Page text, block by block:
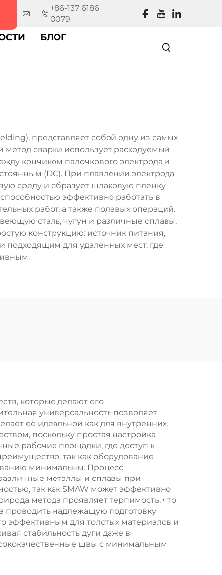
+86-137 6186
0079
БЛОГ
представляет собой одну из самых
сварки использует расходуемый
кончиком палочкового электрода и
(DC). При плавлении электрода
среду и образует шлаковую пленку,
эффективно работать в
работ, а также полевых операций.
сталь, чугун и различные сплавы,
конструкцию: источник питания,
подходящим для удаленных мест, где
которые делают его
универсальность позволяет
её идеальной как для внутренних,
поскольку простая настройка
рабочие площадки, где доступ к
так как оборудование
минимальны. Процесс
металлы и сплавы при
так как SMAW может эффективно
метода проявляет терпимость, что
проводить надлежащую подготовку
эффективным для толстых материалов и
стабильность дуги даже в
швы с минимальным